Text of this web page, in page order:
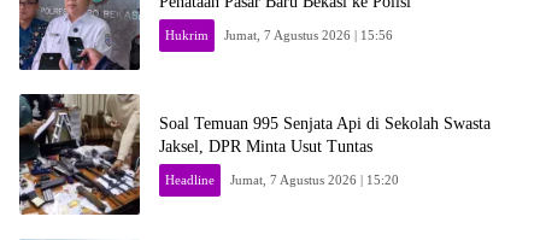
Hukrim Jumat, 7 Agustus 2026 | 15:56
Soal Temuan 995 Senjata Api di Sekolah Swasta
Jaksel, DPR Minta Usut Tuntas
Headline Jumat, 7 Agustus 2026 | 15:20